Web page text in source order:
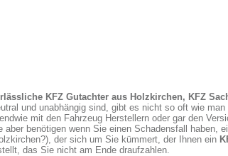
KFZ Gutachter aus Holzkirchen, KFZ
und unabhängig sind, gibt es nicht so oft wie
mit den Fahrzeug Herstellern oder gar den
aber benötigen wenn Sie einen Schadensfall haben,
der sich um Sie kümmert, der Ihnen ein
das Sie nicht am Ende draufzahlen.